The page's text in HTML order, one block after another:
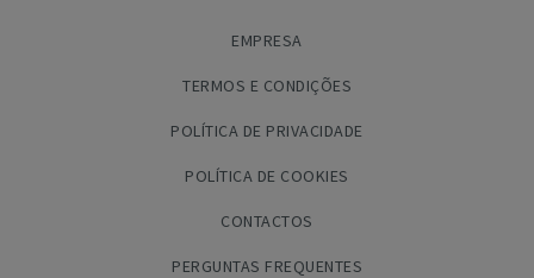
EMPRESA
TERMOS E CONDIÇÕES
POLÍTICA DE PRIVACIDADE
POLÍTICA DE COOKIES
CONTACTOS
PERGUNTAS FREQUENTES